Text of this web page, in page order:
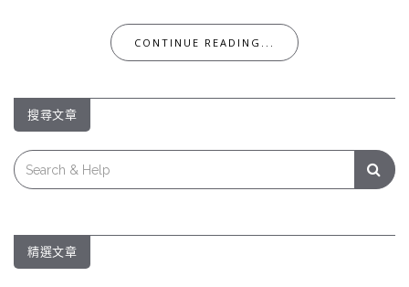
CONTINUE READING...
搜尋文章
Search
for:
精選文章